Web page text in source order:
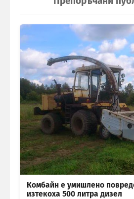
Комбайн е умишлено
изтекоха 500 литра дизел